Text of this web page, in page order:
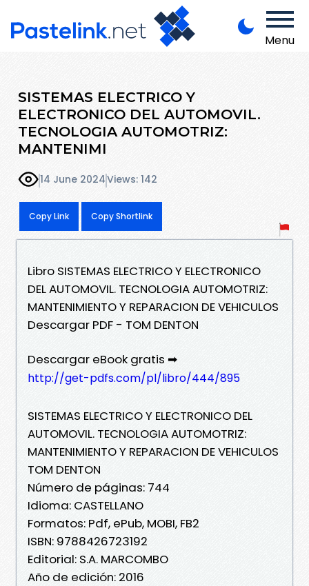
Menu
SISTEMAS ELECTRICO Y
ELECTRONICO DEL AUTOMOVIL.
TECNOLOGIA AUTOMOTRIZ:
MANTENIMI
14 June 2024Views: 142
Copy Link Copy Shortlink
Libro SISTEMAS ELECTRICO Y ELECTRONICO
DEL AUTOMOVIL. TECNOLOGIA AUTOMOTRIZ:
MANTENIMIENTO Y REPARACION DE VEHICULOS
Descargar PDF - TOM DENTON
Descargar eBook gratis ➡
http://get-pdfs.com/pl/libro/444/895
SISTEMAS ELECTRICO Y ELECTRONICO DEL
AUTOMOVIL. TECNOLOGIA AUTOMOTRIZ:
MANTENIMIENTO Y REPARACION DE VEHICULOS
TOM DENTON
Número de páginas: 744
Idioma: CASTELLANO
Formatos: Pdf, ePub, MOBI, FB2
ISBN: 9788426723192
Editorial: S.A. MARCOMBO
Año de edición: 2016